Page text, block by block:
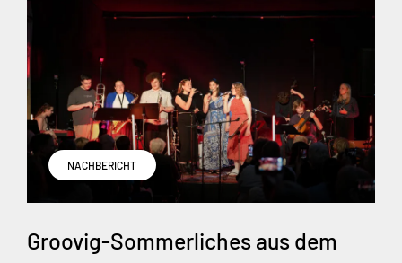
NACHBERICHT
Groovig-Sommerliches aus dem